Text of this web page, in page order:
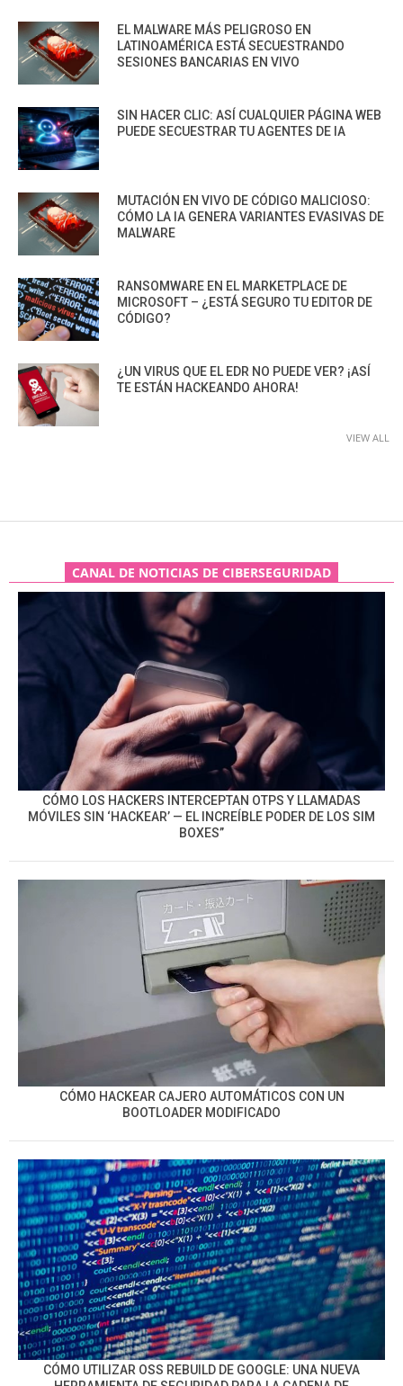
EL MALWARE MÁS PELIGROSO EN
LATINOAMÉRICA ESTÁ SECUESTRANDO
SESIONES BANCARIAS EN VIVO
SIN HACER CLIC: ASÍ CUALQUIER PÁGINA WEB
PUEDE SECUESTRAR TU AGENTES DE IA
MUTACIÓN EN VIVO DE CÓDIGO MALICIOSO:
CÓMO LA IA GENERA VARIANTES EVASIVAS DE
MALWARE
RANSOMWARE EN EL MARKETPLACE DE
MICROSOFT – ¿ESTÁ SEGURO TU EDITOR DE
CÓDIGO?
¿UN VIRUS QUE EL EDR NO PUEDE VER? ¡ASÍ
TE ESTÁN HACKEANDO AHORA!
VIEW ALL
CANAL DE NOTICIAS DE CIBERSEGURIDAD
CÓMO LOS HACKERS INTERCEPTAN OTPS Y LLAMADAS
MÓVILES SIN ‘HACKEAR’ — EL INCREÍBLE PODER DE LOS SIM
BOXES”
CÓMO HACKEAR CAJERO AUTOMÁTICOS CON UN
BOOTLOADER MODIFICADO
CÓMO UTILIZAR OSS REBUILD DE GOOGLE: UNA NUEVA